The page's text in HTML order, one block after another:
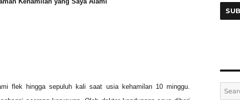
flek hingga sepuluh kali saat usia kehamilan 10 minggu.
Search
for: